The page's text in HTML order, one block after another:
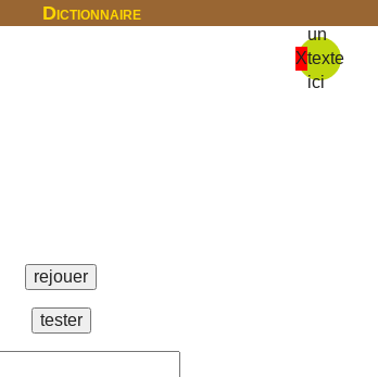
Dictionnaire
X
un
texte
ici